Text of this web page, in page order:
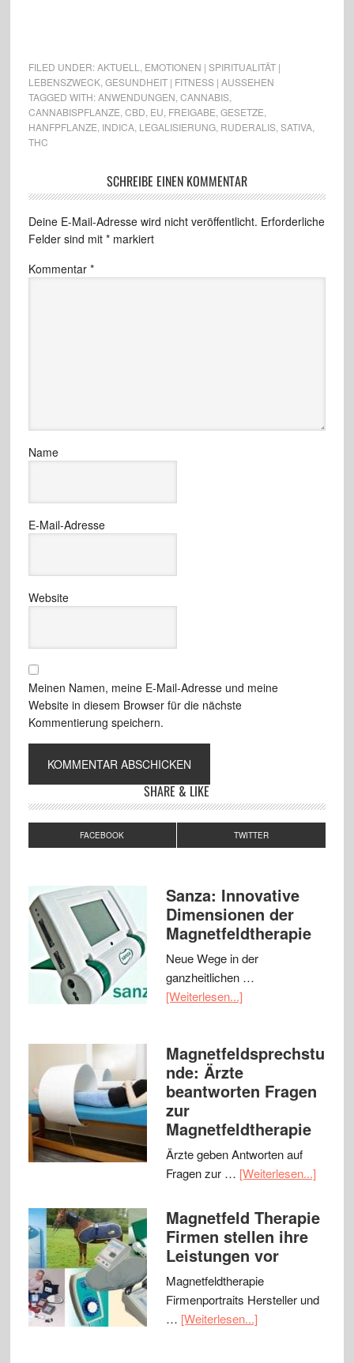
FILED UNDER:AKTUELL
EMOTIONEN | SPIRITUALITÄT |
LEBENSZWECK, GESUNDHEIT | FITNESS | AUSSEHEN
TAGGED WITH:ANWENDUNGEN CANNABIS,
CANNABISPFLANZE CBD EU FREIGABE GESETZE
HANFPFLANZE INDICA, LEGALISIERUNG, RUDERALIS, SATIVA,
THC
SCHREIBE EINEN KOMMENTAR
Deine E-Mail-Adresse wird nicht veröffentlicht. Erforderliche
Felder sind mit *markiert
Kommentar *
Name
E-Mail-Adresse
Website
Meinen Namen, meine E-Mail-Adresse und meine
Website in diesem Browser für die nächste
Kommentierung speichern.
SHARE & LIKE
FACEBOOK TWITTER
Sanza: Innovative
Dimensionen der
Magnetfeldtherapie
Neue Wege in der
ganzheitlichen …
[Weiterlesen...]
Magnetfeldsprechstu
nde: Ärzte
beantworten Fragen
zur
Magnetfeldtherapie
Ärzte geben Antworten auf
Fragen zur … [Weiterlesen...]
Magnetfeld Therapie
Firmen stellen ihre
Leistungen vor
Magnetfeldtherapie
Firmenportraits Hersteller und
… [Weiterlesen...]